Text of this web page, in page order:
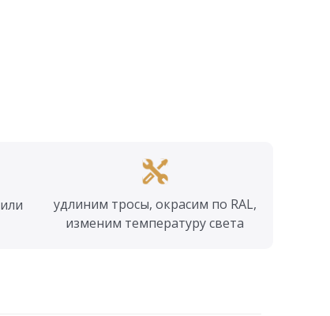
удлиним тросы, окрасим по RAL,
изменим температуру света